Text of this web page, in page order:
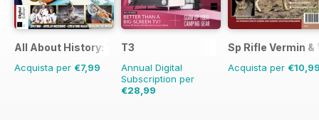
All About History: The Space Race
Acquista per €7,99
T3
Annual Digital
Subscription per
€28,99
Sp Rifle Vermin
Acquista per